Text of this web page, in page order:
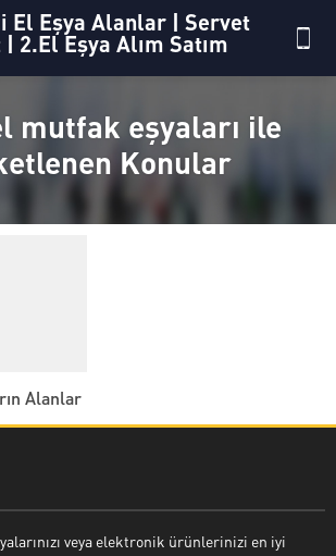
mutfak eşyaları ile
Konular
Alanlar
veya elektronik ürünlerinizi en iyi